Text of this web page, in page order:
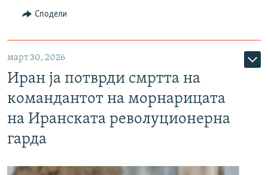
Сподели
март 30, 2026
Иран ја потврди смртта на
командантот на морнарицата
на Иранската револуционерна
гарда